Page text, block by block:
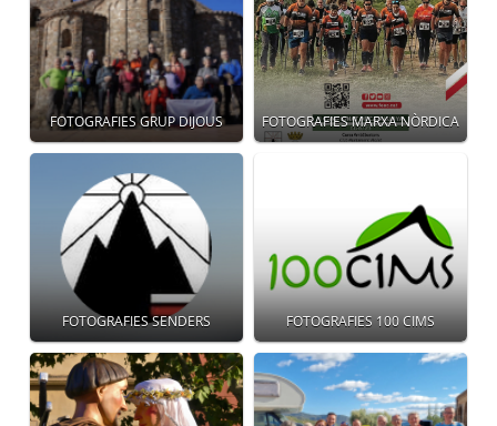
FOTOGRAFIES GRUP DIJOUS FOTOGRAFIES MARXA NÒRDICA
FOTOGRAFIES SENDERS FOTOGRAFIES 100 CIMS